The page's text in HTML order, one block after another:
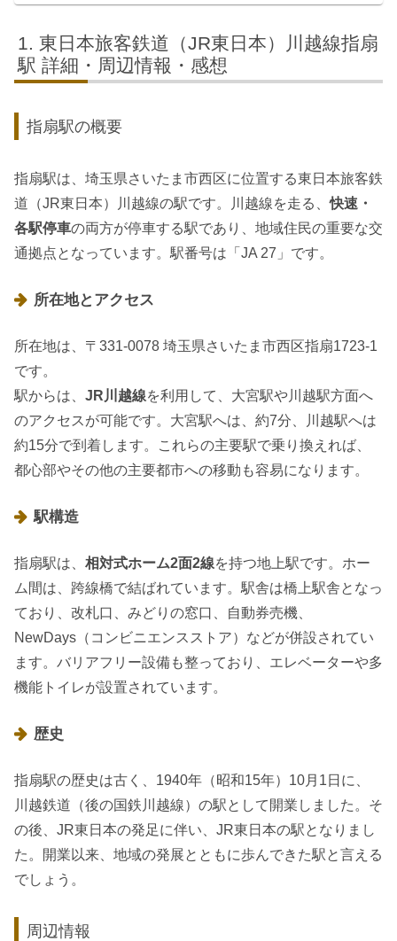
東日本旅客鉄道（JR東日本）川越線指扇
駅 詳細・周辺情報・感想
指扇駅の概要
指扇駅は、埼玉県さいたま市西区に位置する東日本旅客鉄
道（JR東日本）川越線の駅です。川越線を走る、快速・
各駅停車の両方が停車する駅であり、地域住民の重要な交
通拠点となっています。駅番号は「JA 27」です。
所在地とアクセス
所在地は、〒331-0078 埼玉県さいたま市西区指扇1723-1
です。
駅からは、 JR川越線を利用して、大宮駅や川越駅方面へ
のアクセスが可能です。大宮駅へは、約7分、川越駅へは
約15分で到着します。これらの主要駅で乗り換えれば、
都心部やその他の主要都市への移動も容易になります。
駅構造
指扇駅は、 相対式ホーム2面2線を持つ地上駅です。ホー
ム間は、跨線橋で結ばれています。駅舎は橋上駅舎となっ
ており、改札口、みどりの窓口、自動券売機、
NewDays（コンビニエンスストア）などが併設されてい
ます。バリアフリー設備も整っており、エレベーターや多
機能トイレが設置されています。
歴史
指扇駅の歴史は古く、1940年（昭和15年）10月1日に、
川越鉄道（後の国鉄川越線）の駅として開業しました。そ
の後、JR東日本の発足に伴い、JR東日本の駅となりまし
た。開業以来、地域の発展とともに歩んできた駅と言える
でしょう。
周辺情報